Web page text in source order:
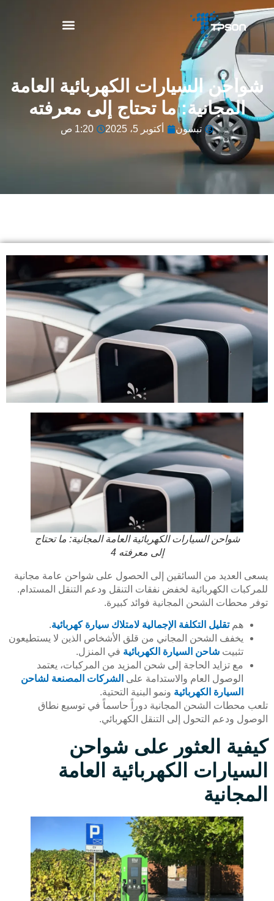
شواحن السيارات الكهربائية العامة
المجانية: ما تحتاج إلى معرفته
تبسون أكتوبر 5، 2025 1:20 ص
شواحن السيارات الكهربائية العامة المجانية: ما تحتاج
إلى معرفته 4
يسعى العديد من السائقين إلى الحصول على شواحن عامة مجانية
للمركبات الكهربائية لخفض نفقات التنقل ودعم التنقل المستدام.
توفر محطات الشحن المجانية فوائد كبيرة.
همتقليل التكلفة الإجمالية لامتلاك سيارة كهربائية.
يخفف الشحن المجاني من قلق الأشخاص الذين لا يستطيعون
تثبيت شاحن السيارة الكهربائية في المنزل.
مع تزايد الحاجة إلى شحن المزيد من المركبات، يعتمد
الوصول العام والاستدامة على الشركات المصنعة لشاحن
السيارة الكهربائية ونمو البنية التحتية.
تلعب محطات الشحن المجانية دوراً حاسماً في توسيع نطاق
الوصول ودعم التحول إلى التنقل الكهربائي.
كيفية العثور على شواحن
السيارات الكهربائية العامة
المجانية